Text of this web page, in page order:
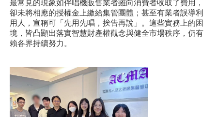
最常見的現象如伴唱機販售業者雖向消費者收取了費用，
卻未將相應的授權金上繳給集管團體；甚至有業者誤導利
用人，宣稱可「先用先唱，挨告再說」。這些實務上的困
境，皆凸顯出落實智慧財產權觀念與健全市場秩序，仍有
賴各界持續努力。